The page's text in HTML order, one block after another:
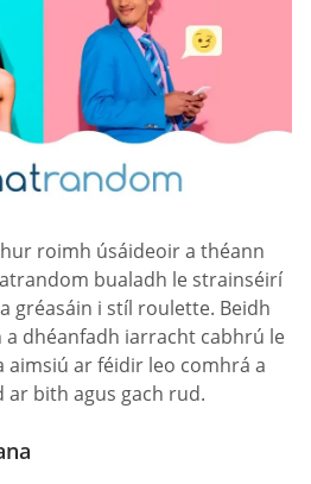
roimh úsáideoir a théann
bualadh le strainséirí
gréasáin i stíl roulette. Beidh
a dhéanfadh iarracht cabhrú le
ar féidir leo comhrá a
ar bith agus gach rud.